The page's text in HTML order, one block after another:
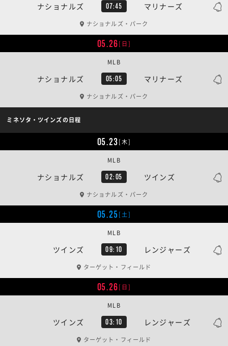
ナショナルズ 07:45 マリナーズ
ナショナルズ・パーク
05.26[日]
ナショナルズ 05:05 マリナーズ
MLB
ナショナルズ・パーク
ミネソタ・ツインズの日程
05.23[木]
ナショナルズ 02:05 ツインズ
MLB
ナショナルズ・パーク
05.25[土]
ツインズ 09:10 レンジャーズ
MLB
ターゲット・フィールド
05.26[日]
ツインズ 03:10 レンジャーズ
MLB
ターゲット・フィールド